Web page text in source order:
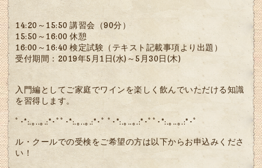
14:20～15:50 講習会（90分）
15:50～16:00 休憩
16:00～16:40 検定試験（テキスト記載事項より出題）
受付期間：2019年5月1日(水)～5月30日(木)
入門編としてご家庭でワインを楽しく飲んでいただける知識
を習得します。
ﾟ･*:.｡..｡.:*･ﾟﾟ･*:.｡..｡.:*･ﾟ ﾟ･*:.｡..｡.:*･ﾟﾟ･*:.｡..｡.:*･ﾟ
ル・クールでの受検をご希望の方は以下からお申込みくださ
い！